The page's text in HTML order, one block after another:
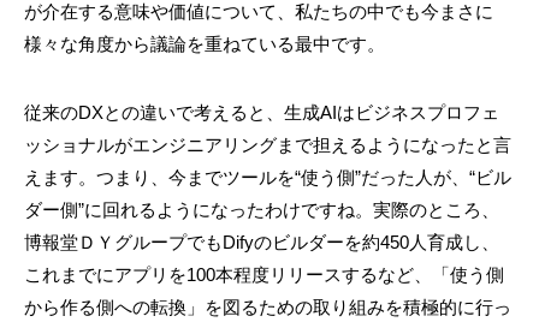
が介在する意味や価値について、私たちの中でも今まさに
様々な角度から議論を重ねている最中です。
従来のDXとの違いで考えると、生成AIはビジネスプロフェ
ッショナルがエンジニアリングまで担えるようになったと言
えます。つまり、今までツールを“使う側”だった人が、“ビル
ダー側”に回れるようになったわけですね。実際のところ、
博報堂ＤＹグループでもDifyのビルダーを約450人育成し、
これまでにアプリを100本程度リリースするなど、「使う側
から作る側への転換」を図るための取り組みを積極的に行っ